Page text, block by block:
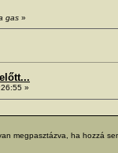
gas »
»
megpasztázva, ha hozzá